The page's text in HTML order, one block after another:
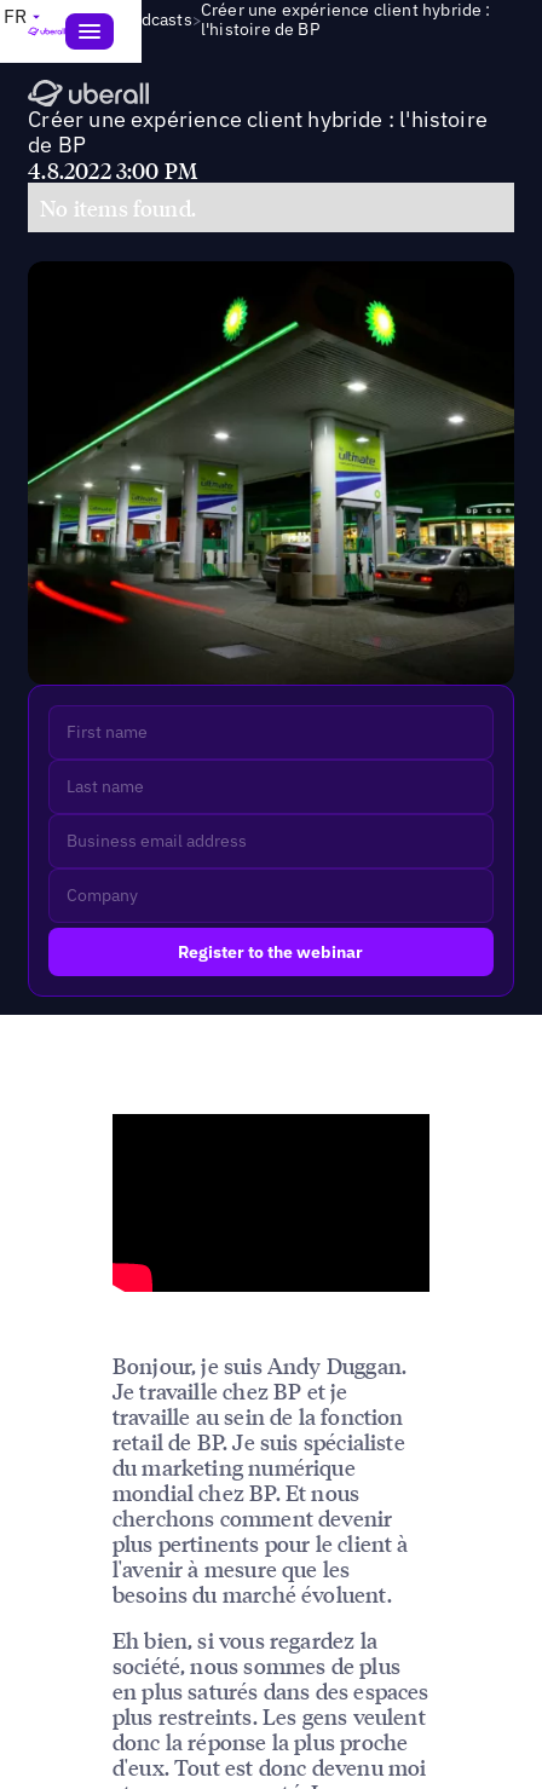
FR Webinars & Podcasts>Créer une expérience client hybride :
l'histoire de BP
Créer une expérience client hybride : l'histoire
de BP
4.8.2022 3:00 PM
No items found.
Bonjour, je suis Andy Duggan.
Je travaille chez BP et je
travaille au sein de la fonction
retail de BP. Je suis spécialiste
du marketing numérique
mondial chez BP. Et nous
cherchons comment devenir
plus pertinents pour le client à
l'avenir à mesure que les
besoins du marché évoluent.
Eh bien, si vous regardez la
société, nous sommes de plus
en plus saturés dans des espaces
plus restreints. Les gens veulent
donc la réponse la plus proche
d'eux. Tout est donc devenu moi